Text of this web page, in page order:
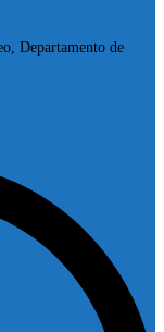
Departamento de